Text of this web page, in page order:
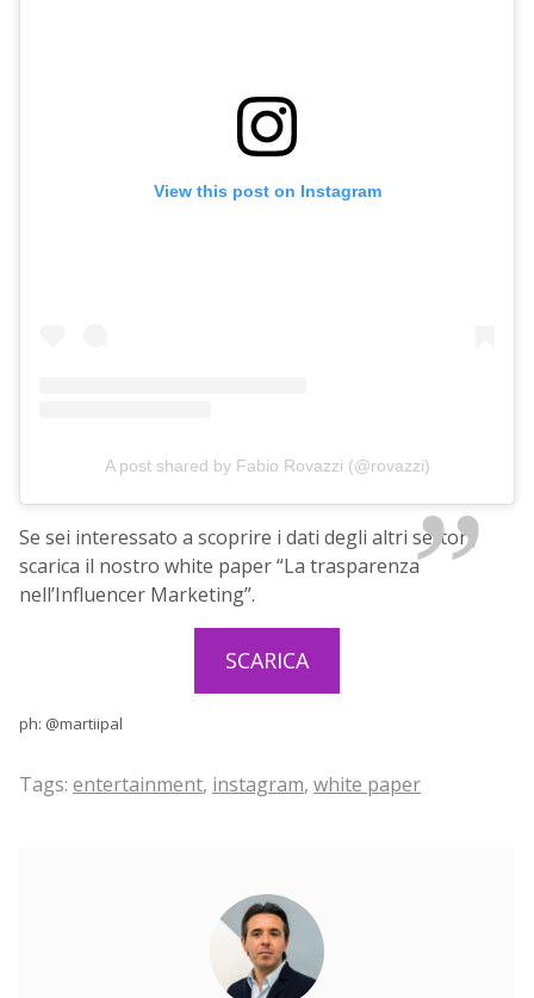
View this post on Instagram
A post shared by Fabio Rovazzi (@rovazzi)
Se sei interessato a scoprire i dati degli altri settori,
scarica il nostro white paper “La trasparenza
nell’Influencer Marketing”.
SCARICA
ph: @martiipal
Tags: entertainment, instagram, white paper